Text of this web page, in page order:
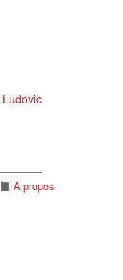
Ludovic
A propos